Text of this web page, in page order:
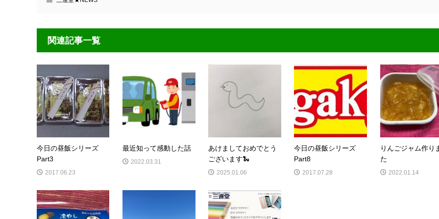
関連記事一覧
今日の昼飯シリーズ
Part3
2017.06.23
最近知って感動した話
2022.03.31
あけましておめでとう
ございます🐍
2025.01.06
今日の昼飯シリーズ
Part8
2017.07.28
りんごジャム作り
た
2022.01.14